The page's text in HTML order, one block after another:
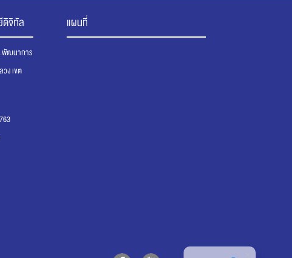
ดิจิทัล
.พัฒนาการ
ง เขต
แผนที่